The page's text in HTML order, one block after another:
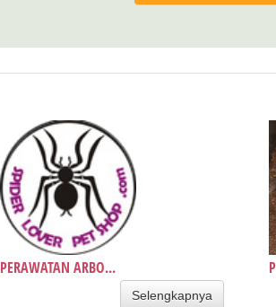
PERAWATAN ARBO...
Selengkapnya